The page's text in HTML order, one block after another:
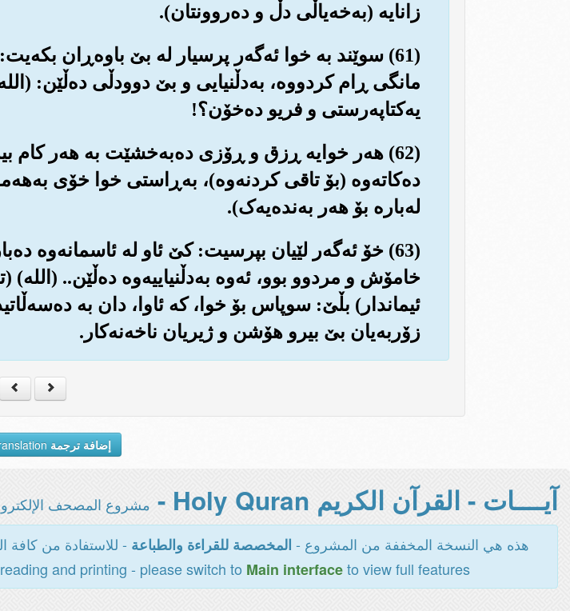
زانایه (به‌خه‌یاڵی دڵ و ده‌روونتان).
(61) سوێند به خوا ئه‌گه‌ر پرسیار له بێ باوه‌ڕان
مانگی ڕام کردووه‌، به‌دڵنیایی و بێ دوودڵی ده‌ڵێن:
یه‌کتاپه‌رستی و فریو ده‌خۆن؟!
(62) هه‌ر خوایه ڕزق و ڕۆزی ده‌به‌خشێت به هه‌ر کام
ده‌کاته‌وه (بۆ تاقی کردنه‌وه‌)، به‌ڕاستی خوا خۆی
له‌باره بۆ هه‌ر به‌نده‌یه‌ک).
(63) خۆ ئه‌گه‌ر لێیان بپرسیت: کێ ئاو له ئاسمانه‌وه
خامۆش و مردوو بوو، ئه‌وه به‌دڵنیاییه‌وه ده‌ڵێن..
ئیماندار) بڵێ: سوپاس بۆ خوا، که ئاوا، دان به
زۆربه‌یان بێ بیرو هۆشن و ژیریان نا‌خه‌نه‌کار.
إضافة ترجمة
آيــــات - القرآن الكريم Holy Quran - مشروع المصحف
هذه هي النسخة المخففة من المشروع - المخصصة للقراءة والطباعة - للاستفادة من كافة
and printing - please switch to Main interfaceto view full features